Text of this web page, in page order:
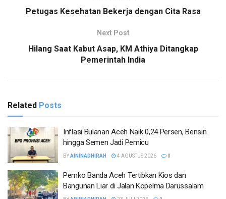
Petugas Kesehatan Bekerja dengan Cita Rasa
Next Post
Hilang Saat Kabut Asap, KM Athiya Ditangkap
Pemerintah India
Related Posts
Inflasi Bulanan Aceh Naik 0,24 Persen, Bensin
hingga Semen Jadi Pemicu
BYAININADHIRAH 4 AGUSTUS 2026 0
Pemko Banda Aceh Tertibkan Kios dan
Bangunan Liar di Jalan Kopelma Darussalam